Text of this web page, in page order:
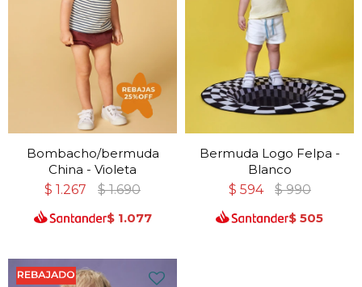
Bombacho/bermuda
China - Violeta
$ 1.267 $ 1.690
$ 1.077
Bermuda Logo Felpa -
Blanco
$ 594 $ 990
$ 505